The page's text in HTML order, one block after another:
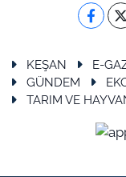
KEŞAN E-
GÜNDEM
TARIM VE